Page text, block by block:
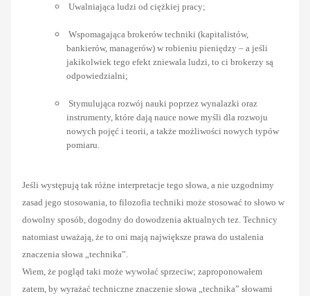
Uwalniająca ludzi od ciężkiej pracy;
Wspomagająca brokerów techniki (kapitalistów,
bankierów, managerów) w robieniu pieniędzy – a jeśli
jakikolwiek tego efekt zniewala ludzi, to ci brokerzy są
odpowiedzialni;
Stymulująca rozwój nauki poprzez wynalazki oraz
instrumenty, które dają nauce nowe myśli dla rozwoju
nowych pojęć i teorii, a także możliwości nowych typów
pomiaru.
Jeśli występują tak różne interpretacje tego słowa, a nie uzgodnimy
zasad jego stosowania, to filozofia techniki może stosować to słowo w
dowolny sposób, dogodny do dowodzenia aktualnych tez. Technicy
natomiast uważają, że to oni mają największe prawa do ustalenia
znaczenia słowa „technika”.
Wiem, że pogląd taki może wywołać sprzeciw; zaproponowałem
zatem, by wyrażać techniczne znaczenie słowa „technika” słowami